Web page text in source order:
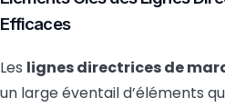
Efficaces
Les lignes directrices de
un large éventail d’éléments